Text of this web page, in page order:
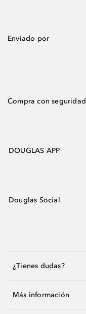
Enviado por
Compra con seguridad
DOUGLAS APP
Douglas Social
¿Tienes dudas?
Más información